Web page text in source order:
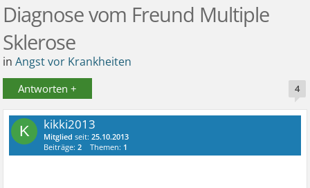
Diagnose vom Freund Multiple
Sklerose
inAngst vor Krankheiten
Antworten + 4
K kikki2013
Mitglied seit:25.10.2013
Beiträge:2 Themen: 1